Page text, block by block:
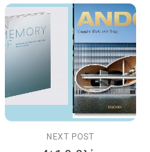
NEXT POST